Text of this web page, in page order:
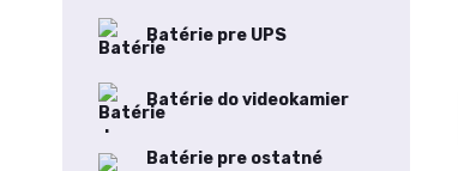
Batérie pre UPS
Batérie do videokamier
Batérie pre ostatné